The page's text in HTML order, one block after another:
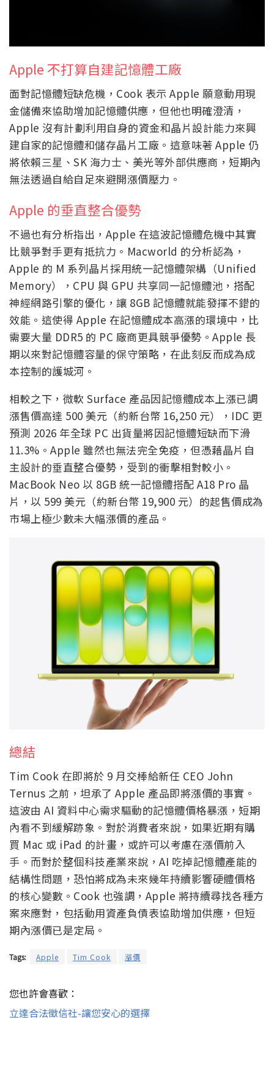
Apple 不打算自建記憶體工廠
面對記憶體短缺危機，Cook 表示 Apple 願意動用現
金儲備來協助增加記憶體供應，但他也明確澄清，
Apple 沒有計劃利用自身的資金和晶片設計能力來興
建自家的記憶體和儲存晶片工廠。這意味著 Apple 仍
將依賴三星、SK 海力士、美光等外部供應商，短期內
無法透過自給自足來避開漲價壓力。
Apple 的垂直整合優勢
不過也有分析指出，Apple 在這波記憶體危機中其實
比競爭對手更有抵抗力。Macworld 的分析認為，
Apple 的 M 系列晶片採用統一記憶體架構（Unified
Memory），CPU 與 GPU 共享同一記憶體池，搭配
神經網路引擎的優化，讓 8GB 記憶體就能發揮不錯的
效能。這使得 Apple 在記憶體成本高漲的環境中，比
需要大量 DDR5 的 PC 廠商更具競爭優勢。Apple 長
期以來對記憶體容量的保守策略，在此刻反而成為成
本控制的護城河。
相較之下，微軟 Surface 產品因記憶體成本上漲已調
漲售價高達 500 美元（約新台幣 16,250 元），IDC 更
預測 2026 年全球 PC 出貨量將因記憶體短缺而下滑
11.3%。Apple 雖然也無法完全免疫，但憑藉晶片自
主設計的垂直整合優勢，受到的衝擊相對較小。
MacBook Neo 以 8GB 統一記憶體搭配 A18 Pro 晶
片，以 599 美元（約新台幣 19,900 元）的起售價成為
市場上極少數未大幅漲價的產品。
總結
Tim Cook 在即將於 9 月交棒給新任 CEO John
Ternus 之前，坦承了 Apple 產品即將漲價的事實。
這波由 AI 資料中心需求驅動的記憶體價格暴漲，短期
內看不到緩解跡象。對於消費者來說，如果近期有購
買 Mac 或 iPad 的計畫，或許可以考慮在漲價前入
手。而對於整個科技產業來說，AI 吃掉記憶體產能的
結構性問題，恐怕將成為未來幾年持續影響硬體價格
的核心變數。Cook 也強調，Apple 將持續尋找各種方
案來應對，包括動用資產負債表協助增加供應，但短
期內漲價已是定局。
Tags: Apple Tim Cook 漲價
您也許會喜歡：
立達合法徵信社-讓您安心的選擇